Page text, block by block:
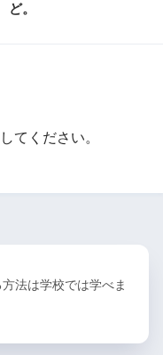
ど。
してください。
法は学校では学べま